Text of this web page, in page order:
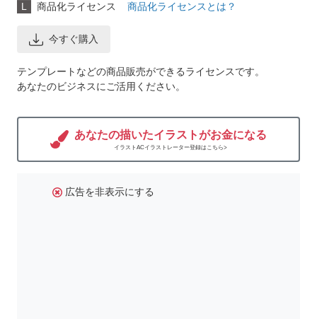
L 商品化ライセンス 商品化ライセンスとは？
今すぐ購入
テンプレートなどの商品販売ができるライセンスです。
あなたのビジネスにご活用ください。
あなたの描いたイラストがお金になる
イラストACイラストレーター登録はこちら>
広告を非表示にする